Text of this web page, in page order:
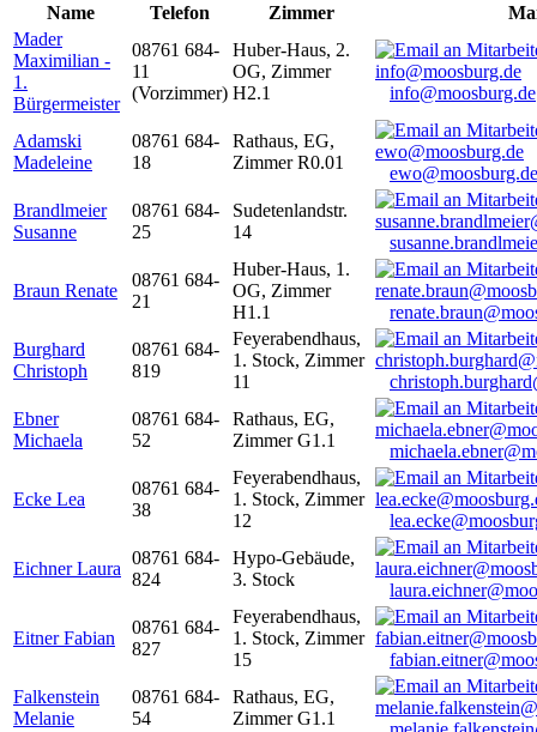
Name
Telefon Zimmer
Mader
Maximilian -
1.
Bürgermeister
08761 684-
11
(Vorzimmer)
Huber-Haus, 2.
OG, Zimmer
H2.1
info@moosburg.de
Adamski
Madeleine
08761 684-
18
Rathaus, EG,
Zimmer R0.01
ewo@moosburg.de
Brandlmeier
Susanne
08761 684-
25
Sudetenlandstr.
14
Braun Renate
08761 684-
21
Huber-Haus, 1.
OG, Zimmer
H1.1
Burghard
Christoph
08761 684-
819
Feyerabendhaus,
1. Stock, Zimmer
11
Ebner
Michaela
08761 684-
52
Rathaus, EG,
Zimmer G1.1
Ecke Lea
08761 684-
38
Feyerabendhaus,
1. Stock, Zimmer
12
Eichner Laura
08761 684-
824
Hypo-Gebäude,
3. Stock
Eitner Fabian
08761 684-
827
Feyerabendhaus,
1. Stock, Zimmer
15
Falkenstein
Melanie
08761 684-
54
Rathaus, EG,
Zimmer G1.1